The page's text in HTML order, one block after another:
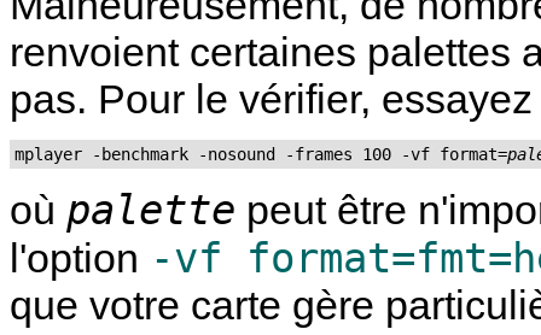
renvoient certaines palettes
pas. Pour le vérifier, essayez
mplayer -benchmark -nosound -frames 100 -vf format=
où palette peut être
l'option -vf
que votre carte gère